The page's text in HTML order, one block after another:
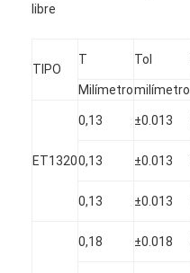
libre
TIPO
T Tol
Milímetromilímetro
ET1320
0,13 ±0.013
0,13 ±0.013
0,13 ±0.013
0,18 ±0.018